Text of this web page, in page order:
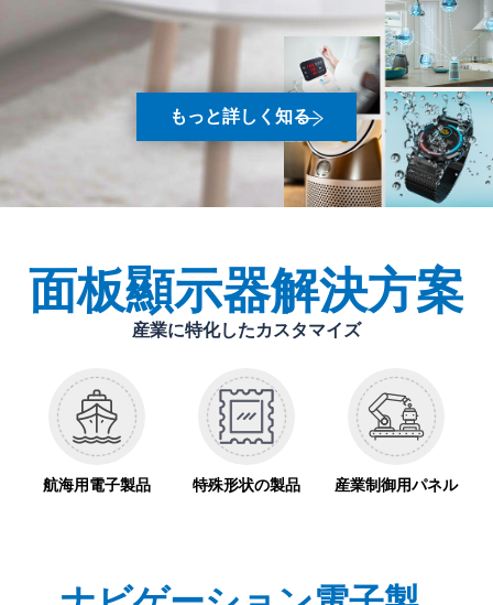
もっと詳しく知る
面板顯示器解決方案
産業に特化したカスタマイズ
航海用電子製品 特殊形状の製品 産業制御用パネル